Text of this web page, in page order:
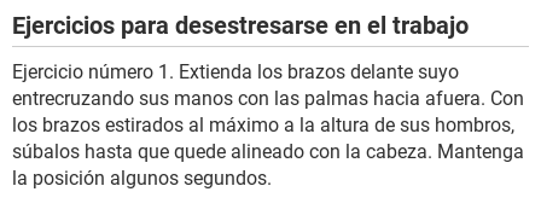
Ejercicios para desestresarse en el trabajo
Ejercicio número 1. Extienda los brazos delante suyo
entrecruzando sus manos con las palmas hacia afuera. Con
los brazos estirados al máximo a la altura de sus hombros,
súbalos hasta que quede alineado con la cabeza. Mantenga
la posición algunos segundos.